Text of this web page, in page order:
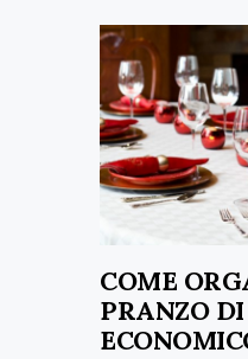
COME
PRANZO